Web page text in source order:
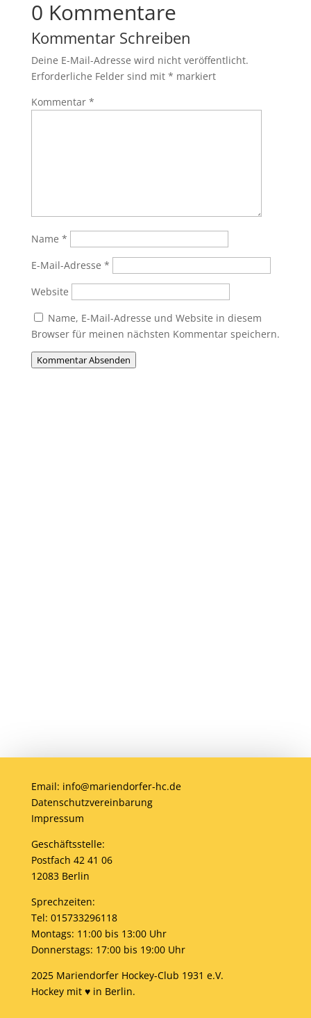
0 Kommentare
Kommentar Schreiben
Deine E-Mail-Adresse wird nicht veröffentlicht.
Erforderliche Felder sind mit * markiert
Kommentar *
Name *
E-Mail-Adresse *
Website
Name, E-Mail-Adresse und Website in diesem
Browser für meinen nächsten Kommentar speichern.
Kommentar Absenden
Email: info@mariendorfer-hc.de
Datenschutzvereinbarung
Impressum
Geschäftsstelle:
Postfach 42 41 06
12083 Berlin
Sprechzeiten:
Tel: 015733296118
Montags: 11:00 bis 13:00 Uhr
Donnerstags: 17:00 bis 19:00 Uhr
2025 Mariendorfer Hockey-Club 1931 e.V.
Hockey mit ♥ in Berlin.